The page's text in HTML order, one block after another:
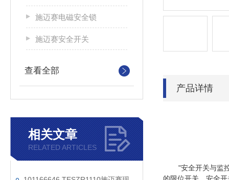
施迈赛电磁安全锁
施迈赛安全开关
查看全部
相关文章
RELATED ARTICLES
产品详情
"安全开关与监